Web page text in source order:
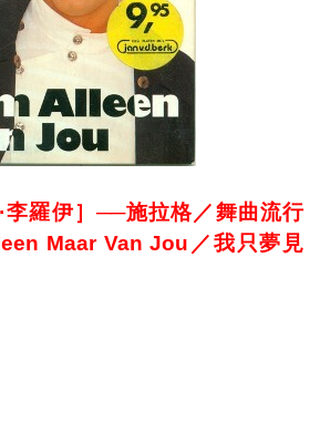
李羅伊］──施拉格／舞曲流行
Maar Van Jou ／我只夢見